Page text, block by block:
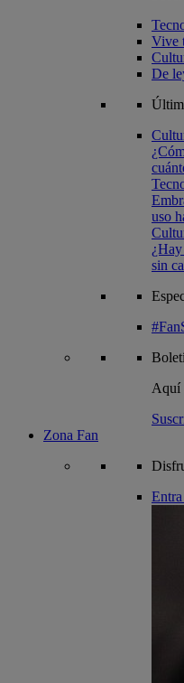
Vive
De
uso
sin
Aquí
Zona Fan